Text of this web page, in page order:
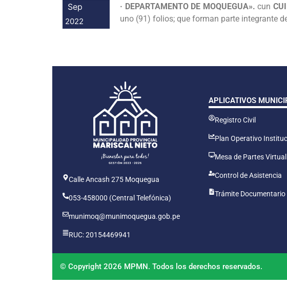
Sep
2022
· DEPARTAMENTO DE MOQUEGUA».cun
uno (91) folios; que forman parte integrante
Calle Ancash 275 Moquegua
053-458000 (Central Telefónica)
munimoq@munimoquegua.gob.pe
RUC: 20154469941
APLICATIVOS
Registro Civil
Plan Operativo
Mesa de Partes Virtual
Control de Asistencia
Trámite Documentario
© Copyright 2026 MPMN. Todos los derechos reservados.